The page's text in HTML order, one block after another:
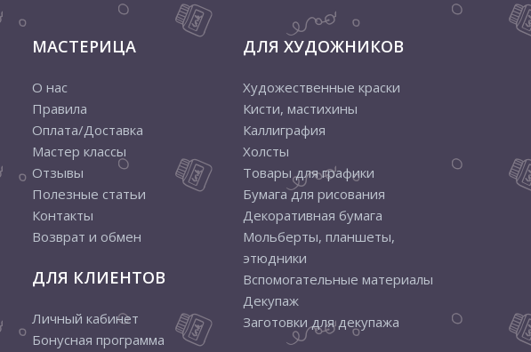
МАСТЕРИЦА
О нас
Правила
Оплата/Доставка
Мастер классы
Отзывы
Полезные статьи
Контакты
Возврат и обмен
ДЛЯ КЛИЕНТОВ
Личный кабинет
Бонусная программа
ДЛЯ ХУДОЖНИКОВ
Художественные краски
Кисти, мастихины
Каллиграфия
Холсты
Товары для графики
Бумага для рисования
Декоративная бумага
Мольберты, планшеты,
этюдники
Вспомогательные материалы
Декупаж
Заготовки для декупажа